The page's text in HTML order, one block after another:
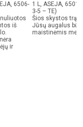
6506-
iš
ir
1 L, ASEJA, 6501-
3-5 – TE)
Šios skystos
Jūsų augalus
maistinėmis